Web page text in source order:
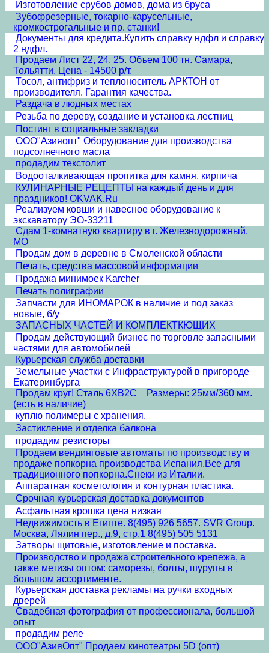
Изготовление срубов домов, дома из бруса
Зубофрезерные, токарно-карусельные,
кромкострогальные и пр. станки!
Документы для кредита.Купить справку ндфл и справку
2 ндфл.
Продаем Лист 22, 24, 25. Объем 100 тн. Самара,
Тольятти. Цена - 14500 р/т.
Тосол, антифриз и теплоноситель АРКТОН от
производителя. Гарантия качества.
Раздача в людных местах
Резьба по дереву, создание и установка лестниц
Постинг в социальные закладки
ООО"Азияопт" Оборудование для производства
подсолнечного масла
продадим текстолит
Водооталкивающая пропитка для камня, кирпича
КУЛИНАРНЫЕ РЕЦЕПТЫ на каждый день и для
праздников! OKVAK.Ru
Реализуем ковши и навесное оборудование к
экскаватору ЭО-33211
Сдам 1-комнатную квартиру в г. Железнодорожный,
МО
Продам дом в деревне в Смоленской области
Печать, средства массовой информации
Продажа минимоек Karcher
Печать полиграфии
Запчасти для ИНОМАРОК в наличие и под заказ
новые, б/у
ЗАПАСНЫХ ЧАСТЕЙ И КОМПЛЕКТКЮЩИХ
Продам действующий бизнес по торговле запасными
частями для автомобилей
Курьерская служба доставки
Земельные участки с Инфраструктурой в пригороде
Екатеринбурга
Продам круг! Сталь 6ХВ2С Размеры: 25мм/360 мм.
(есть в наличие)
куплю полимеры с хранения.
Застикление и отделка балкона
продадим резисторы
Продаем вендинговые автоматы по производству и
продаже попкорна производства Испания.Все для
традиционного попкорна.Снеки из Италии.
Аппаратная косметология и контурная пластика.
Срочная курьерская доставка документов
Асфальтная крошка цена низкая
Недвижимость в Египте. 8(495) 926 5657. SVR Group.
Москва, Лялин пер., д.9, стр.1 8(495) 505 5131
Затворы щитовые, изготовление и поставка.
Производство и продажа строительного крепежа, а
также метизы оптом: саморезы, болты, шурупы в
большом ассортименте.
Курьерская доставка рекламы на ручки входных
дверей
Свадебная фотография от профессионала, большой
опыт
продадим реле
ООО"АзияОпт" Продаем кинотеатры 5D (опт)